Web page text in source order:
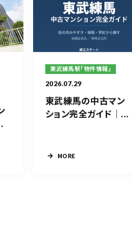
東武練馬駅「物件情報」
2026.07.29
東武練馬の中古マン
ション完全ガイド｜...
MORE